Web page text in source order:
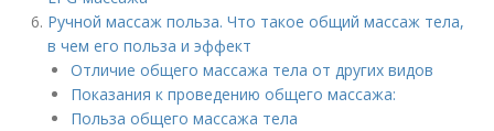
Ручной массаж польза. Что такое общий массаж тела,
в чем его польза и эффект
Отличие общего массажа тела от других видов
Показания к проведению общего массажа:
Польза общего массажа тела